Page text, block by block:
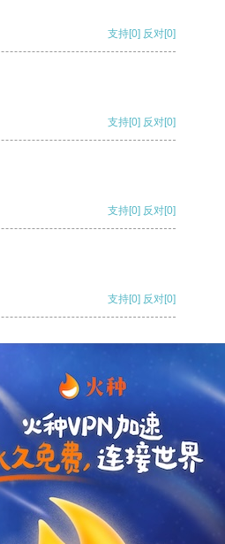
支持[0] 反对[0]
支持[0] 反对[0]
支持[0] 反对[0]
支持[0] 反对[0]
支持
支持 [0] 反对